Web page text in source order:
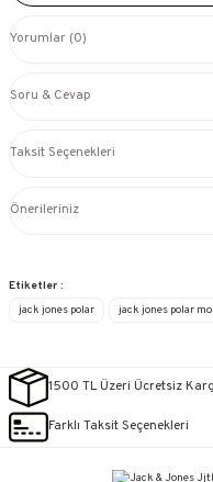
Yorumlar (0)
Soru & Cevap
Taksit Seçenekleri
Önerileriniz
Etiketler :
jack jones polar
jack jones polar
1500 TL Üzeri Ücretsiz
Farklı Taksit Seçenekleri